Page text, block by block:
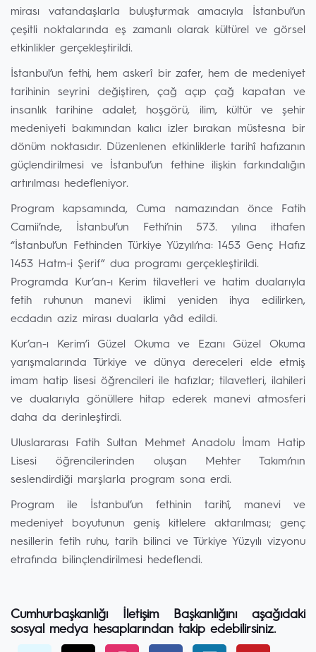
mirası vatandaşlarla buluşturmak amacıyla İstanbul’un
çeşitli noktalarında eş zamanlı olarak kültürel ve görsel
etkinlikler gerçekleştirildi.
İstanbul’un fethi, hem askerî bir zafer, hem de medeniyet
tarihinin seyrini değiştiren, çağ açıp çağ kapatan ve
insanlık tarihine adalet, hoşgörü, ilim, kültür ve şehir
medeniyeti bakımından kalıcı izler bırakan müstesna bir
dönüm noktasıdır. Düzenlenen etkinliklerle tarihî hafızanın
güçlendirilmesi ve İstanbul’un fethine ilişkin farkındalığın
artırılması hedefleniyor.
Program kapsamında, Cuma namazından önce Fatih
Camii’nde, İstanbul’un Fethi’nin 573. yılına ithafen
“İstanbul’un Fethinden Türkiye Yüzyılı’na: 1453 Genç Hafız
1453 Hatm-i Şerif” dua programı gerçekleştirildi.
Programda Kur’an-ı Kerim tilavetleri ve hatim dualarıyla
fetih ruhunun manevi iklimi yeniden ihya edilirken,
ecdadın aziz mirası dualarla yâd edildi.
Kur’an-ı Kerim’i Güzel Okuma ve Ezanı Güzel Okuma
yarışmalarında Türkiye ve dünya dereceleri elde etmiş
imam hatip lisesi öğrencileri ile hafızlar; tilavetleri, ilahileri
ve dualarıyla gönüllere hitap ederek manevi atmosferi
daha da derinleştirdi.
Uluslararası Fatih Sultan Mehmet Anadolu İmam Hatip
Lisesi öğrencilerinden oluşan Mehter Takımı’nın
seslendirdiği marşlarla program sona erdi.
Program ile İstanbul’un fethinin tarihî, manevi ve
medeniyet boyutunun geniş kitlelere aktarılması; genç
nesillerin fetih ruhu, tarih bilinci ve Türkiye Yüzyılı vizyonu
etrafında bilinçlendirilmesi hedeflendi.
Cumhurbaşkanlığı İletişim Başkanlığını aşağıdaki
sosyal medya hesaplarından takip edebilirsiniz.